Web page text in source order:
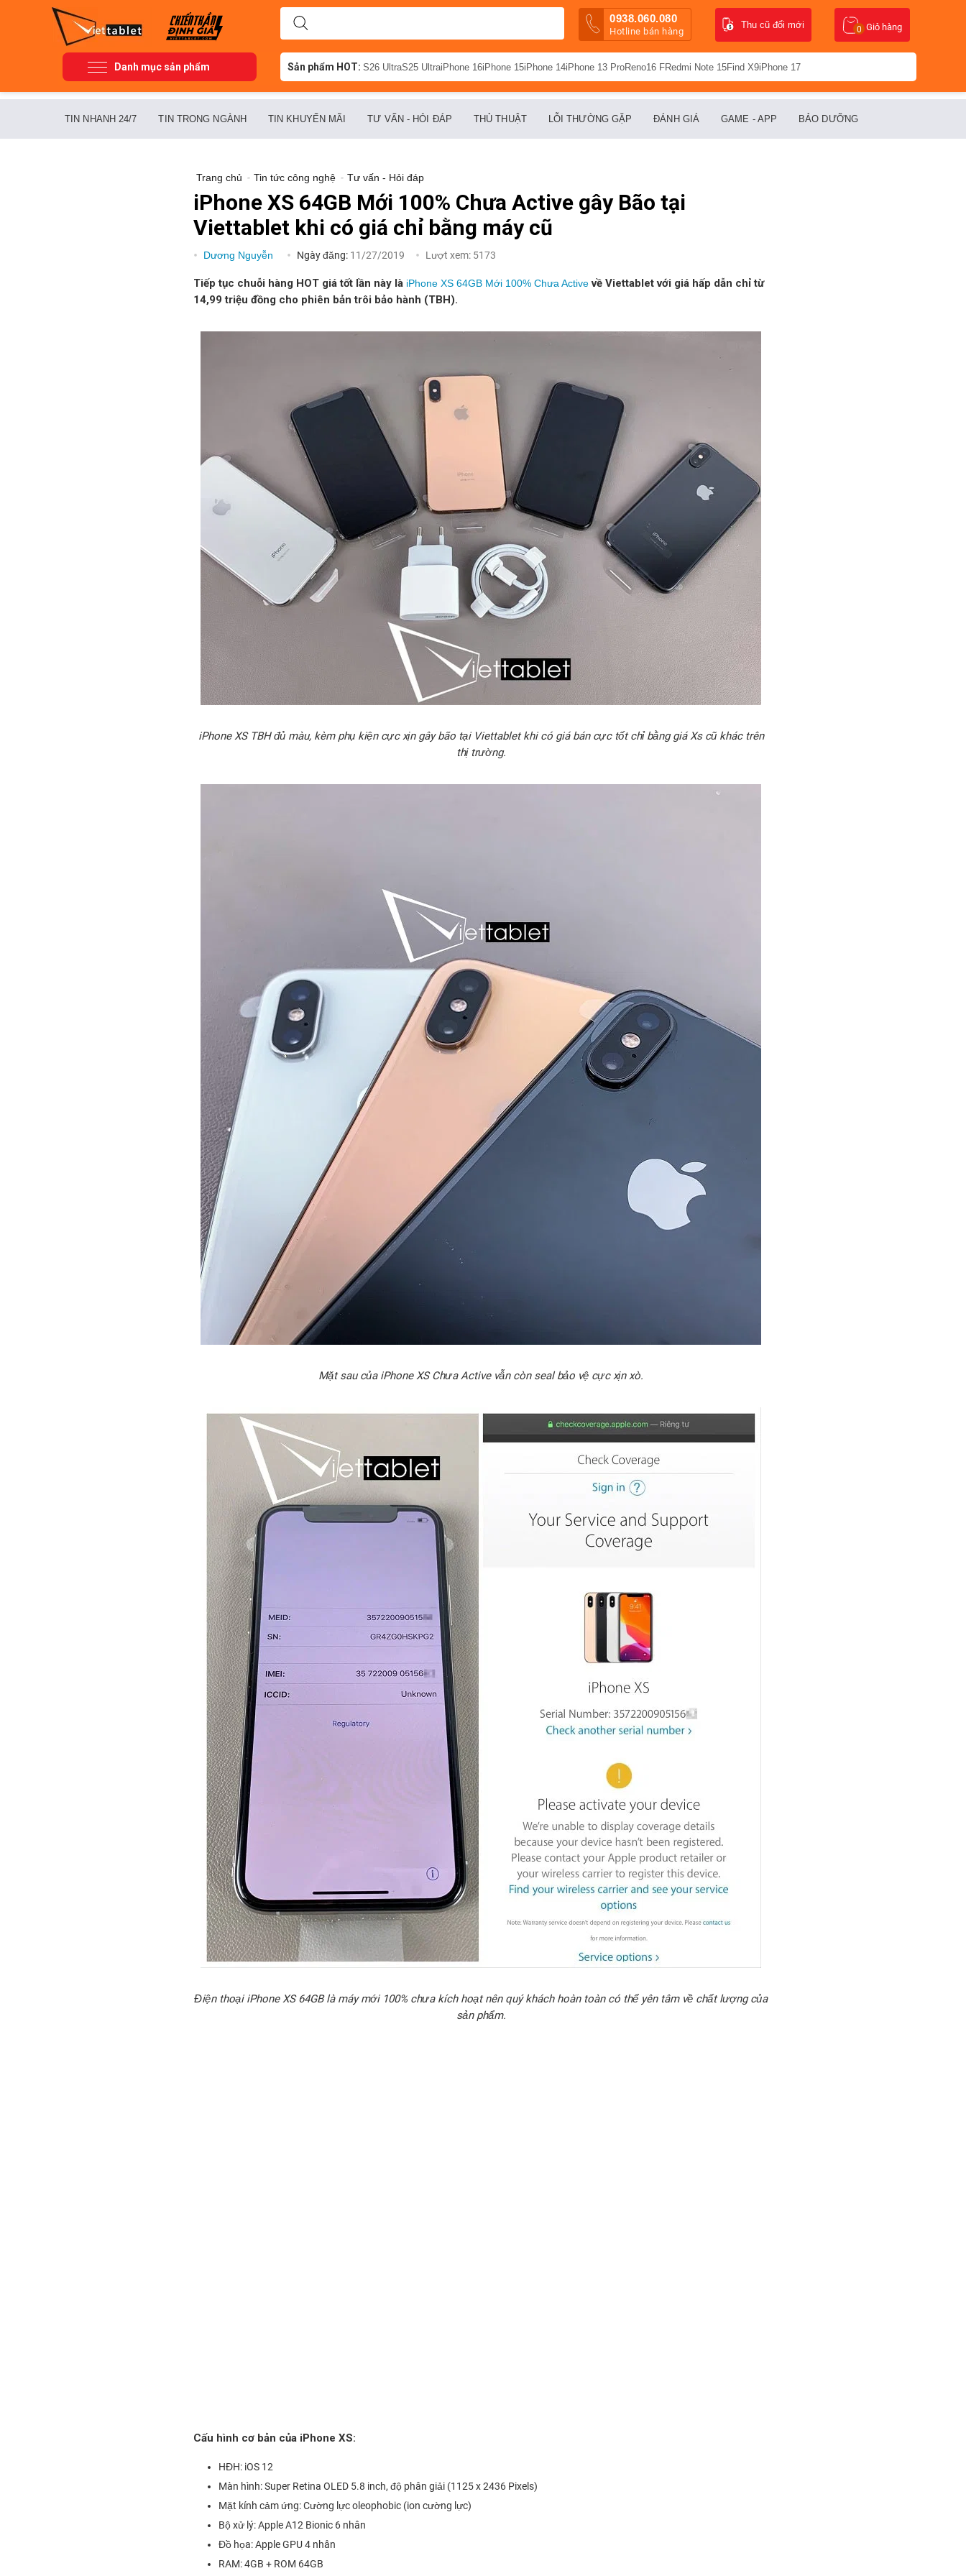
0938.060.080
Hotline bán hàng Giỏ hàng
0
Thu cũ đổi mới
Danh mục sản phẩm Sản phẩm HOT: S26 UltraS25 UltraiPhone 16iPhone 15iPhone 14iPhone 13 ProReno16 FRedmi Note 15Find X9iPhone 17
TIN NHANH 24/7 TIN TRONG NGÀNH TIN KHUYẾN MÃI TƯ VẤN - HỎI ĐÁP THỦ THUẬT LỖI THƯỜNG GẶP ĐÁNH GIÁ GAME - APP BẢO DƯỠNG
Trang chủ - Tin tức công nghệ - Tư vấn - Hỏi đáp
iPhone XS 64GB Mới 100% Chưa Active gây Bão tại
Viettablet khi có giá chỉ bằng máy cũ
Dương Nguyễn Ngày đăng: 11/27/2019 Lượt xem: 5173
Tiếp tục chuỗi hàng HOT giá tốt lần này là iPhone XS 64GB Mới 100% Chưa Activevề Viettablet với giá hấp dẫn chỉ từ
14,99 triệu đồng cho phiên bản trôi bảo hành (TBH).
iPhone XS TBH đủ màu, kèm phụ kiện cực xịn gây bão tại Viettablet khi có giá bán cực tốt chỉ bằng giá Xs cũ khác trên
thị trường.
Mặt sau của iPhone XS Chưa Active vẫn còn seal bảo vệ cực xịn xò.
Điện thoại iPhone XS 64GB là máy mới 100% chưa kích hoạt nên quý khách hoàn toàn có thể yên tâm về chất lượng của
sản phẩm.
Cấu hình cơ bản của iPhone XS:
HĐH: iOS 12
Màn hình: Super Retina OLED 5.8 inch, độ phân giải (1125 x 2436 Pixels)
Mặt kính cảm ứng: Cường lực oleophobic (ion cường lực)
Bộ xử lý: Apple A12 Bionic 6 nhân
Đồ họa: Apple GPU 4 nhân
RAM: 4GB + ROM 64GB